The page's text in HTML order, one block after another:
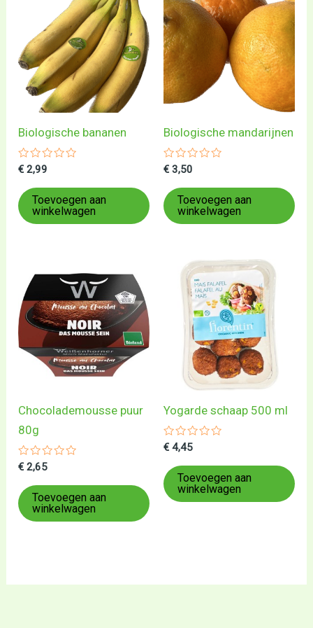
Biologische bananen
Gewaardeerd
uit
5
€ 2,99
Toevoegen aan
winkelwagen
Biologische mandarijnen
Gewaardeerd
uit
5
€ 3,50
Toevoegen aan
winkelwagen
Chocolademousse puur
80g
Gewaardeerd
uit
5
€ 2,65
Toevoegen aan
winkelwagen
Yogarde schaap 500 ml
Gewaardeerd
uit
5
€ 4,45
Toevoegen aan
winkelwagen